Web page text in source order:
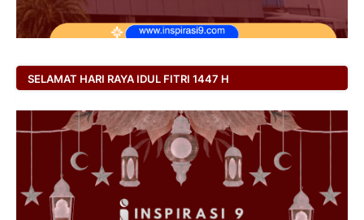
SELAMAT HARI RAYA IDUL FITRI 1447 H